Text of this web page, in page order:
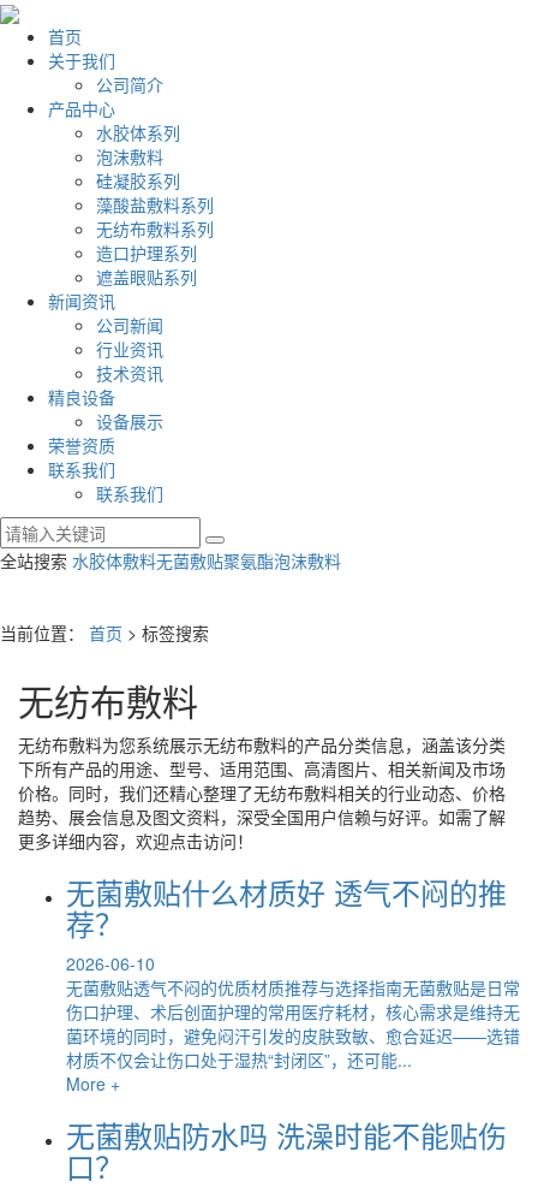
首页
关于我们
公司简介
产品中心
水胶体系列
泡沫敷料
硅凝胶系列
藻酸盐敷料系列
无纺布敷料系列
造口护理系列
遮盖眼贴系列
新闻资讯
公司新闻
行业资讯
技术资讯
精良设备
设备展示
荣誉资质
联系我们
联系我们
全站搜索 水胶体敷料无菌敷贴聚氨酯泡沫敷料
当前位置： 首页 > 标签搜索
无纺布敷料
无纺布敷料为您系统展示无纺布敷料的产品分类信息，涵盖该分类
下所有产品的用途、型号、适用范围、高清图片、相关新闻及市场
价格。同时，我们还精心整理了无纺布敷料相关的行业动态、价格
趋势、展会信息及图文资料，深受全国用户信赖与好评。如需了解
更多详细内容，欢迎点击访问！
无菌敷贴什么材质好 透气不闷的推
荐？
2026-06-10
无菌敷贴透气不闷的优质材质推荐与选择指南无菌敷贴是日常
伤口护理、术后创面护理的常用医疗耗材，核心需求是维持无
菌环境的同时，避免闷汗引发的皮肤致敏、愈合延迟——选错
材质不仅会让伤口处于湿热“封闭区”，还可能...
More +
无菌敷贴防水吗 洗澡时能不能贴伤
口？